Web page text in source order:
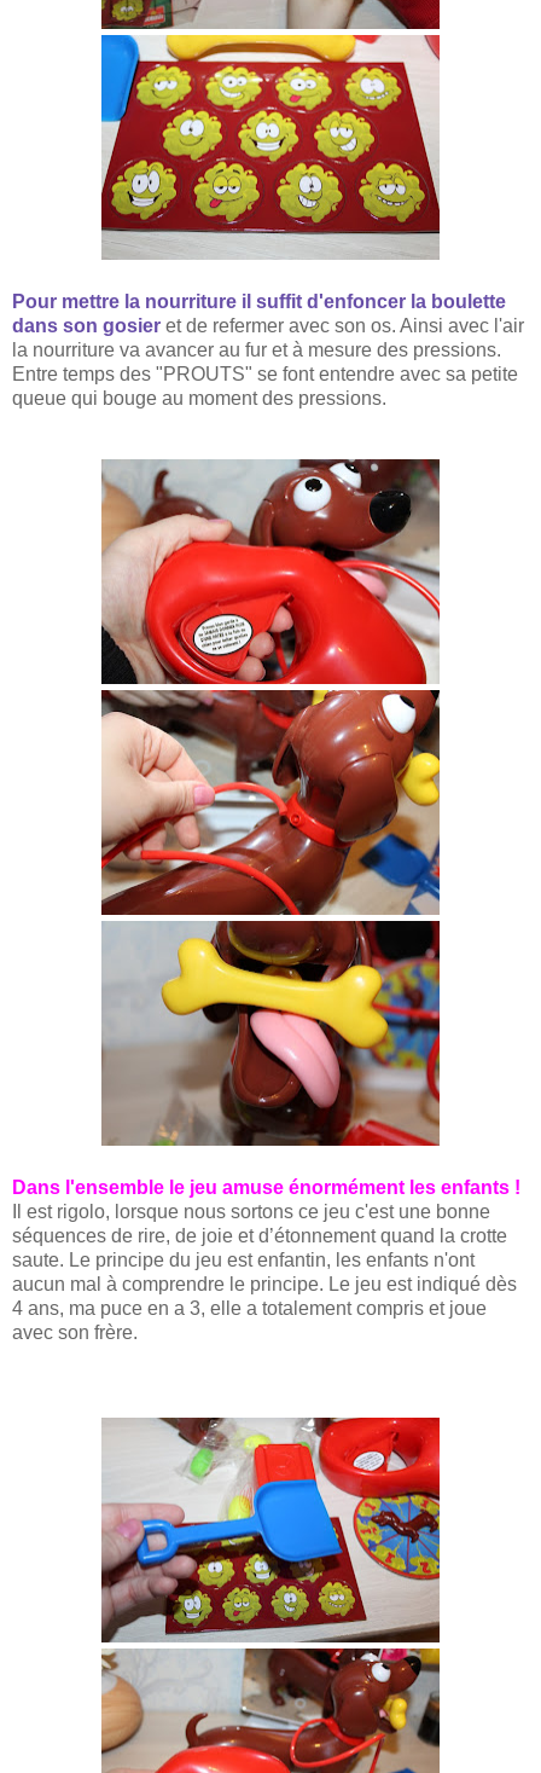
Pour mettre la nourriture il suffit d'enfoncer la boulette
dans son gosier et de refermer avec son os. Ainsi avec l'air
la nourriture va avancer au fur et à mesure des pressions.
Entre temps des "PROUTS" se font entendre avec sa petite
queue qui bouge au moment des pressions.
Dans l'ensemble le jeu amuse énormément les enfants !
Il est rigolo, lorsque nous sortons ce jeu c'est une bonne
séquences de rire, de joie etd’étonnement quand la crotte
saute. Le principe du jeu est enfantin, les enfants n'ont
aucun mal à comprendre le principe. Le jeu est indiqué dès
4 ans, ma puce en a 3, elle a totalement compris et joue
avec son frère.